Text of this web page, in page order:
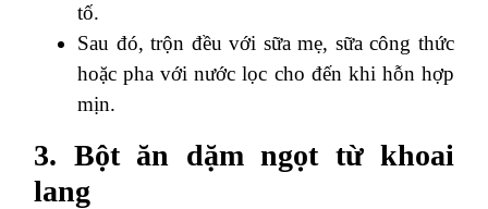
tố.
Sau đó, trộn đều với sữa mẹ, sữa công thức
hoặc pha với nước lọc cho đến khi hỗn hợp
mịn.
3. Bột ăn dặm ngọt từ khoai
lang